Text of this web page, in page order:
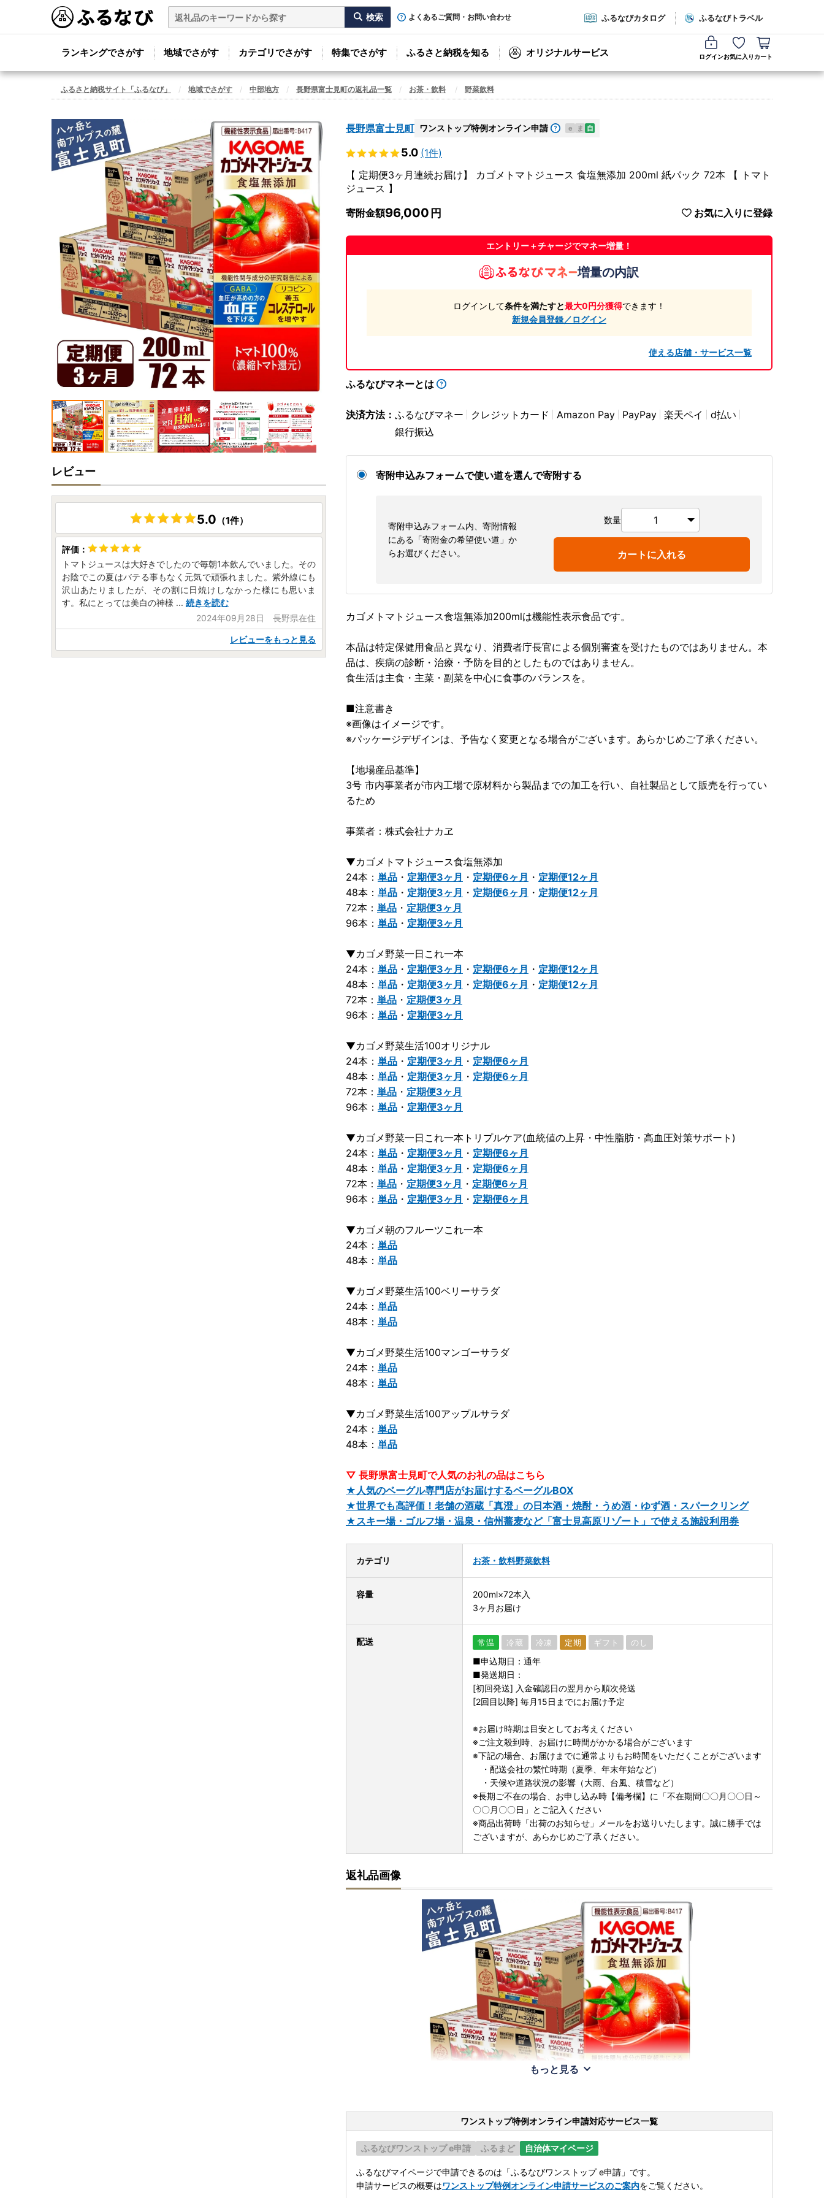
よくあるご質問・お問い合わせ ふるなびカタログ ふるなびトラベル
ランキングでさがす 地域でさがす カテゴリでさがす 特集でさがす ふるさと納税を知る オリジナルサービス ログインお気に入り カート
ふるさと納税サイト「ふるなび」 地域でさがす 中部地方 長野県富士見町の返礼品一覧 お茶・飲料 野菜飲料
長野県富士見町 ワンストップ特例オンライン申請 e ま 自
5.0 (1件)
【 定期便3ヶ月連続お届け】 カゴメトマトジュース 食塩無添加 200ml 紙パック 72本 【 トマト
ジュース 】
寄附金額96,000 お気に入りに登録
エントリー＋チャージでマネー増量！
増量の内訳
ログインして条件を満たすと最大0円分獲得できます！
新規会員登録／ログイン
使える店舗・サービス一覧
ふるなびマネーとは
決済方法： ふるなびマネー クレジットカード Amazon Pay PayPay 楽天ペイ
d払い
銀行振込
寄附申込みフォームで使い道を選んで寄附する
寄附申込みフォーム内、寄附情報
にある「寄附金の希望使い道」か
らお選びください。
数量
カートに入れる
カゴメトマトジュース食塩無添加200mlは機能性表示食品です。
本品は特定保健用食品と異なり、消費者庁長官による個別審査を受けたものではありません。本
品は、疾病の診断・治療・予防を目的としたものではありません。
食生活は主食・主菜・副菜を中心に食事のバランスを。
■注意書き
※画像はイメージです。
※パッケージデザインは、予告なく変更となる場合がございます。あらかじめご了承ください。
【地場産品基準】
3号 市内事業者が市内工場で原材料から製品までの加工を行い、自社製品として販売を行ってい
るため
事業者：株式会社ナカヱ
▼カゴメトマトジュース食塩無添加
24本： 単品 ・ 定期便3ヶ月 ・ 定期便6ヶ月 ・ 定期便12ヶ月
48本： 単品 ・ 定期便3ヶ月 ・ 定期便6ヶ月 ・ 定期便12ヶ月
72本： 単品 ・ 定期便3ヶ月
96本： 単品 ・ 定期便3ヶ月
▼カゴメ野菜一日これ一本
24本： 単品 ・ 定期便3ヶ月 ・ 定期便6ヶ月 ・ 定期便12ヶ月
48本： 単品 ・ 定期便3ヶ月 ・ 定期便6ヶ月 ・ 定期便12ヶ月
72本： 単品 ・ 定期便3ヶ月
96本： 単品 ・ 定期便3ヶ月
▼カゴメ野菜生活100オリジナル
24本： 単品 ・ 定期便3ヶ月 ・ 定期便6ヶ月
48本： 単品 ・ 定期便3ヶ月 ・ 定期便6ヶ月
72本： 単品 ・ 定期便3ヶ月
96本： 単品 ・ 定期便3ヶ月
▼カゴメ野菜一日これ一本トリプルケア(血統値の上昇・中性脂肪・高血圧対策サポート)
24本： 単品 ・ 定期便3ヶ月 ・ 定期便6ヶ月
48本： 単品 ・ 定期便3ヶ月 ・ 定期便6ヶ月
72本： 単品 ・ 定期便3ヶ月 ・ 定期便6ヶ月
96本： 単品 ・ 定期便3ヶ月 ・ 定期便6ヶ月
▼カゴメ朝のフルーツこれ一本
24本： 単品
48本： 単品
▼カゴメ野菜生活100ベリーサラダ
24本： 単品
48本： 単品
▼カゴメ野菜生活100マンゴーサラダ
24本： 単品
48本： 単品
▼カゴメ野菜生活100アップルサラダ
24本： 単品
48本： 単品
▽ 長野県富士見町で人気のお礼の品はこちら
★人気のベーグル専門店がお届けするベーグルBOX
★世界でも高評価！老舗の酒蔵「真澄」の日本酒・焼酎・うめ酒・ゆず酒・スパークリング
★スキー場・ゴルフ場・温泉・信州蕎麦など「富士見高原リゾート」で使える施設利用券
カテゴリ お茶・飲料野菜飲料
容量
200ml×72本入
3ヶ月お届け
配送 常温 冷蔵 冷凍 定期 ギフト のし
■申込期日：通年
■発送期日：
[初回発送] 入金確認日の翌月から順次発送
[2回目以降] 毎月15日までにお届け予定
※お届け時期は目安としてお考えください
※ご注文殺到時、お届けに時間がかかる場合がございます
※下記の場合、お届けまでに通常よりもお時間をいただくことがございます
・配送会社の繁忙時期（夏季、年末年始など）
・天候や道路状況の影響（大雨、台風、積雪など）
※長期ご不在の場合、お申し込み時【備考欄】に「不在期間〇〇月〇〇日～
〇〇月〇〇日」とご記入ください
※商品出荷時「出荷のお知らせ」メールをお送りいたします。誠に勝手では
ございますが、あらかじめご了承ください。
返礼品画像
もっと見る
ワンストップ特例オンライン申請対応サービス一覧
ふるなびワンストップ e申請 ふるまど 自治体マイページ
ふるなびマイページで申請できるのは「ふるなびワンストップ e申請」です。
申請サービスの概要はワンストップ特例オンライン申請サービスのご案内をご覧ください。
レビュー
5.0 （1件）
トマトジュースは大好きでしたので毎朝1本飲んでいました。その
お陰でこの夏はバテる事もなく元気で頑張れました。紫外線にも
沢山あたりましたが、その割に日焼けしなかった様にも思いま
す。私にとっては美白の神様 ... 続きを読む
2024年09月28日 長野県在住
レビューをもっと見る